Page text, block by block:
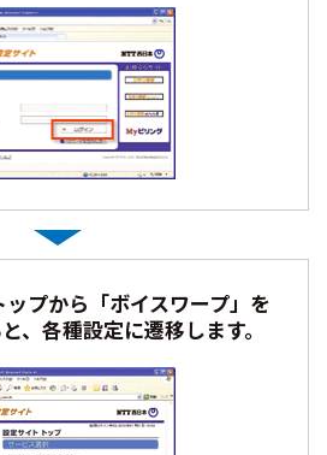
プから「ボイスワープ」を
、各種設定に遷移します。